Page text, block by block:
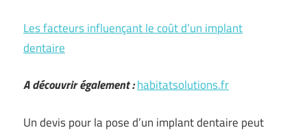
Les facteurs influençant le coût d’un implant
dentaire
A découvrir également :habitatsolutions.fr
Un devis pour la pose d’un implant dentaire peut